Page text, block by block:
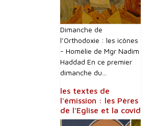
Dimanche de
l’Orthodoxie : les icônes
- Homélie de Mgr Nadim
Haddad En ce premier
dimanche du...
les textes de
l'émission : les Pères
de l'Eglise et la covid